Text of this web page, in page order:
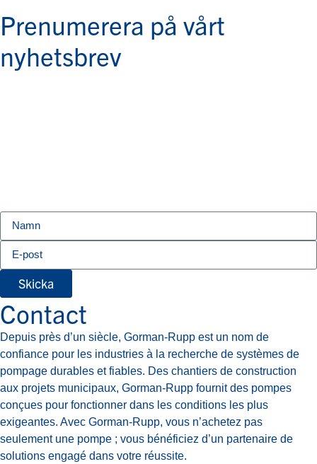
Prenumerera på vårt
nyhetsbrev
Skicka
Contact
Depuis près d’un siècle, Gorman-Rupp est un nom de
confiance pour les industries à la recherche de systèmes de
pompage durables et fiables. Des chantiers de construction
aux projets municipaux, Gorman-Rupp fournit des pompes
conçues pour fonctionner dans les conditions les plus
exigeantes. Avec Gorman-Rupp, vous n’achetez pas
seulement une pompe ; vous bénéficiez d’un partenaire de
solutions engagé dans votre réussite.